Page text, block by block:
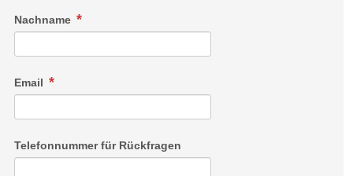
Nachname
Email
Telefonnummer für Rückfragen